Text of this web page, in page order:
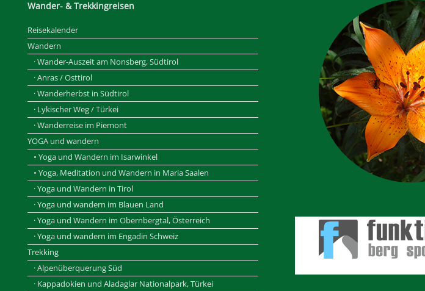
Wander- & Trekkingreisen
Reisekalender
Wandern
· Wander-Auszeit am Nonsberg, Südtirol
· Anras / Osttirol
· Wanderherbst in Südtirol
· Lykischer Weg / Türkei
· Wanderreise im Piemont
YOGA und wandern
• Yoga und Wandern im Isarwinkel
• Yoga, Meditation und Wandern in Maria Saalen
· Yoga und Wandern in Tirol
· Yoga und wandern im Blauen Land
· Yoga und Wandern im Obernbergtal, Österreich
· Yoga und wandern im Engadin Schweiz
Trekking
· Alpenüberquerung Süd
· Kappadokien und Aladaglar Nationalpark, Türkei